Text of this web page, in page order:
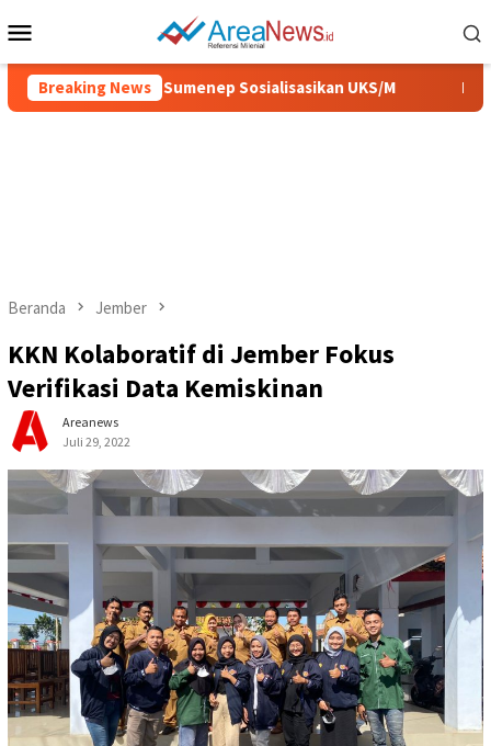
ke
Mobile
Breaking News
Pemkab Sumenep Sosialisasikan UKS/M IGIC
Beranda Jember
KKN Kolaboratif di Jember Fokus
Verifikasi Data Kemiskinan
Areanews
Juli 29, 2022